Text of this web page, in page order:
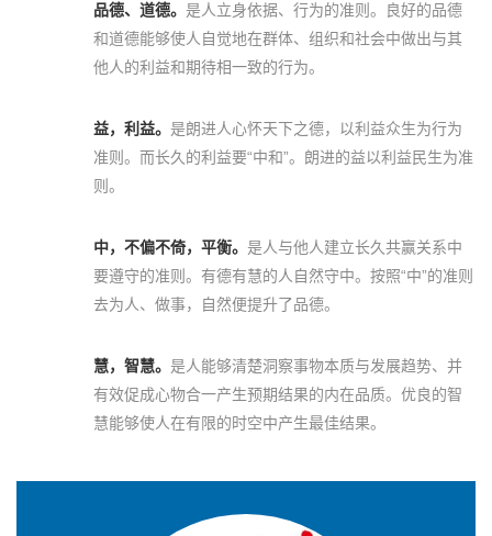
品德、道德。 是人立身依据、行为的准则。良好的品德
和道德能够使人自觉地在群体、组织和社会中做出与其
他人的利益和期待相一致的行为。
益，利益。 是朗进人心怀天下之德，以利益众生为行为
准则。而长久的利益要“中和”。朗进的益以利益民生为准
则。
中，不偏不倚，平衡。 是人与他人建立长久共赢关系中
要遵守的准则。有德有慧的人自然守中。按照“中”的准则
去为人、做事，自然便提升了品德。
慧，智慧。 是人能够清楚洞察事物本质与发展趋势、并
有效促成心物合一产生预期结果的内在品质。优良的智
慧能够使人在有限的时空中产生最佳结果。